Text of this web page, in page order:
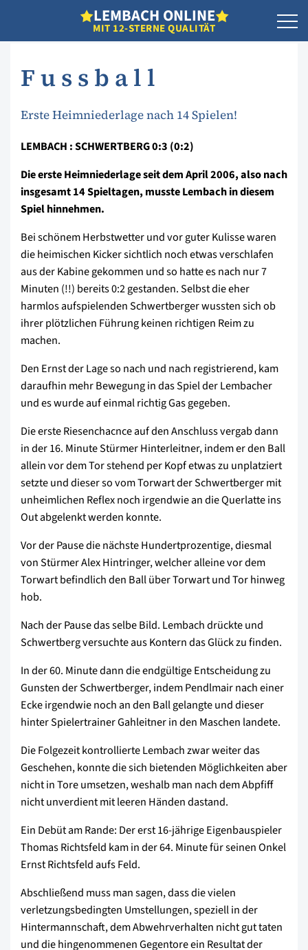
LEMBACH ONLINE
MIT 12-STERNE QUALITÄT
F u s s b a l l
Erste Heimniederlage nach 14 Spielen!
LEMBACH : SCHWERTBERG 0:3 (0:2)
Die erste Heimniederlage seit dem April 2006, also nach
insgesamt 14 Spieltagen, musste Lembach in diesem
Spiel hinnehmen.
Bei schönem Herbstwetter und vor guter Kulisse waren
die heimischen Kicker sichtlich noch etwas verschlafen
aus der Kabine gekommen und so hatte es nach nur 7
Minuten (!!) bereits 0:2 gestanden. Selbst die eher
harmlos aufspielenden Schwertberger wussten sich ob
ihrer plötzlichen Führung keinen richtigen Reim zu
machen.
Den Ernst der Lage so nach und nach registrierend, kam
daraufhin mehr Bewegung in das Spiel der Lembacher
und es wurde auf einmal richtig Gas gegeben.
Die erste Riesenchacnce auf den Anschluss vergab dann
in der 16. Minute Stürmer Hinterleitner, indem er den Ball
allein vor dem Tor stehend per Kopf etwas zu unplatziert
setzte und dieser so vom Torwart der Schwertberger mit
unheimlichen Reflex noch irgendwie an die Querlatte ins
Out abgelenkt werden konnte.
Vor der Pause die nächste Hundertprozentige, diesmal
von Stürmer Alex Hintringer, welcher alleine vor dem
Torwart befindlich den Ball über Torwart und Tor hinweg
hob.
Nach der Pause das selbe Bild. Lembach drückte und
Schwertberg versuchte aus Kontern das Glück zu finden.
In der 60. Minute dann die endgültige Entscheidung zu
Gunsten der Schwertberger, indem Pendlmair nach einer
Ecke irgendwie noch an den Ball gelangte und dieser
hinter Spielertrainer Gahleitner in den Maschen landete.
Die Folgezeit kontrollierte Lembach zwar weiter das
Geschehen, konnte die sich bietenden Möglichkeiten aber
nicht in Tore umsetzen, weshalb man nach dem Abpfiff
nicht unverdient mit leeren Händen dastand.
Ein Debüt am Rande: Der erst 16-jährige Eigenbauspieler
Thomas Richtsfeld kam in der 64. Minute für seinen Onkel
Ernst Richtsfeld aufs Feld.
Abschließend muss man sagen, dass die vielen
verletzungsbedingten Umstellungen, speziell in der
Hintermannschaft, dem Abwehrverhalten nicht gut taten
und die hingenommenen Gegentore ein Resultat der